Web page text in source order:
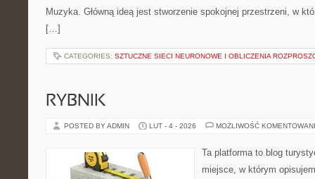
Muzyka. Główną ideą jest stworzenie spokojnej przestrzeni, w
[…]
CATEGORIES: SZTUCZNE SIECI NEURONOWE I OBLICZENIA
RYBNIK
POSTED BY ADMIN LUT - 4 - 2026 MOŻLIWOŚĆ
Ta platforma to blog
miejsce, w którym